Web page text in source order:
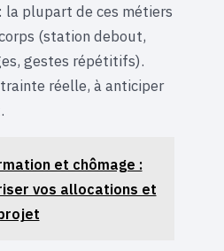
: la plupart de ces métiers
(station debout,
gestes répétitifs).
réelle, à anticiper
et chômage :
vos allocations et